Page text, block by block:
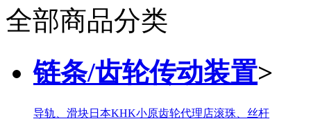
全部商品分类
链条/齿轮传动装置>
导轨、滑块日本KHK小原齿轮代理店滚珠、丝杆